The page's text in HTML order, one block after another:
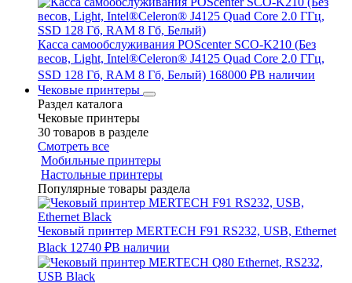
Касса самообслуживания POScenter SCO-K210 (Без
весов, Light, Intel®Celeron® J4125 Quad Core 2.0 ГГц,
SSD 128 Гб, RAM 8 Гб, Белый) 168000 ₽В наличии
Чековые принтеры
Раздел каталога
Чековые принтеры
30 товаров в разделе
Смотреть все
Мобильные принтеры
Настольные принтеры
Популярные товары раздела
Чековый принтер MERTECH F91 RS232, USB, Ethernet
Black 12740 ₽В наличии